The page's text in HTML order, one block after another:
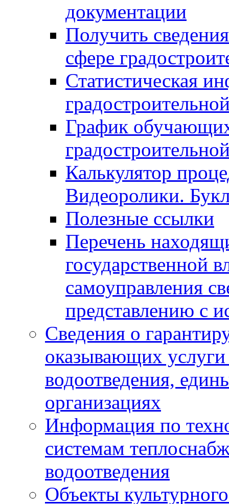
документации
Получить
сфере
Статистическая
График
Калькулятор
Видеоролики.
Полезные ссылки
Перечень
государственной
самоуправления
представлению с
Сведения о
оказывающих
водоотведения,
организациях
Информация по
системам
водоотведения
Объекты